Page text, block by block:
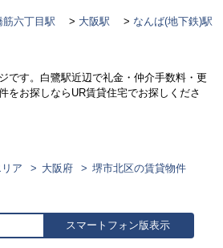
筋六丁目駅 大阪駅 なんば(地下鉄)駅
です。白鷺駅近辺で礼金・仲介手数料・更
をお探しならUR賃貸住宅でお探しくださ
ア 大阪府
堺市北区の賃貸物件
スマートフォン版表示